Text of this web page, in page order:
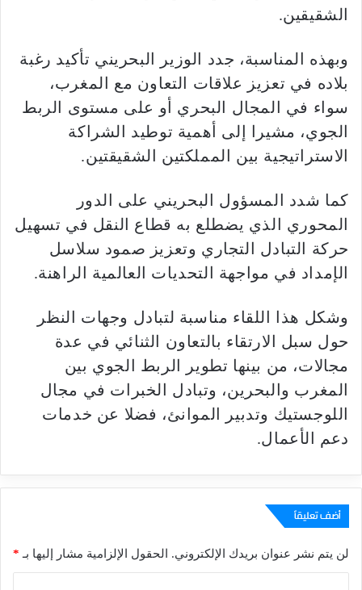
الشقيقين.
وبهذه المناسبة، جدد الوزير البحريني تأكيد رغبة
بلاده في تعزيز علاقات التعاون مع المغرب،
سواء في المجال البحري أو على مستوى الربط
الجوي، مشيرا إلى أهمية توطيد الشراكة
الاستراتيجية بين المملكتين الشقيقتين.
كما شدد المسؤول البحريني على الدور
المحوري الذي يضطلع به قطاع النقل في تسهيل
حركة التبادل التجاري وتعزيز صمود سلاسل
الإمداد في مواجهة التحديات العالمية الراهنة.
وشكل هذا اللقاء مناسبة لتبادل وجهات النظر
حول سبل الارتقاء بالتعاون الثنائي في عدة
مجالات، من بينها تطوير الربط الجوي بين
المغرب والبحرين، وتبادل الخبرات في مجال
اللوجستيك وتدبير الموانئ، فضلا عن خدمات
دعم الأعمال.
أضف تعليقاً
لن يتم نشر عنوان بريدك الإلكتروني. الحقول الإلزامية مشار إليها بـ *